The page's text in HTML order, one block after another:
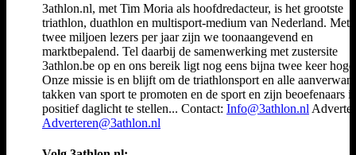
3athlon.nl, met Tim Moria als hoofdredacteur, is het grootste
triathlon, duathlon en multisport-medium van Nederland. Met
twee miljoen lezers per jaar zijn we toonaangevend en
marktbepalend. Tel daarbij de samenwerking met zustersite
3athlon.be op en ons bereik ligt nog eens bijna twee keer
Onze missie is en blijft om de triathlonsport en alle
takken van sport te promoten en de sport en zijn beoefenaars
positief daglicht te stellen... Contact: Info@3athlon.nl
Adverteren@3athlon.nl